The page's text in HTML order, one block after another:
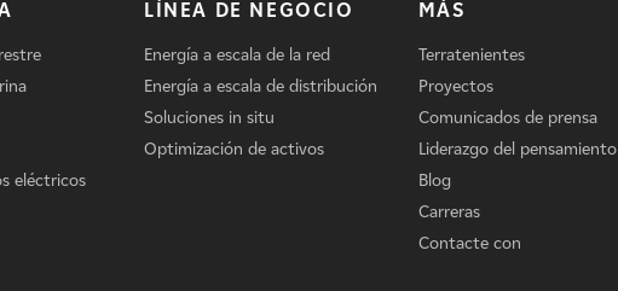
eléctricos
LÍNEA DE NEGOCIO
Energía a escala de la red
Energía a escala de distribución
Soluciones in situ
Optimización de activos
MÁS
Terratenientes
Proyectos
Comunicados de prensa
Liderazgo del pensamiento
Blog
Carreras
Contacte con